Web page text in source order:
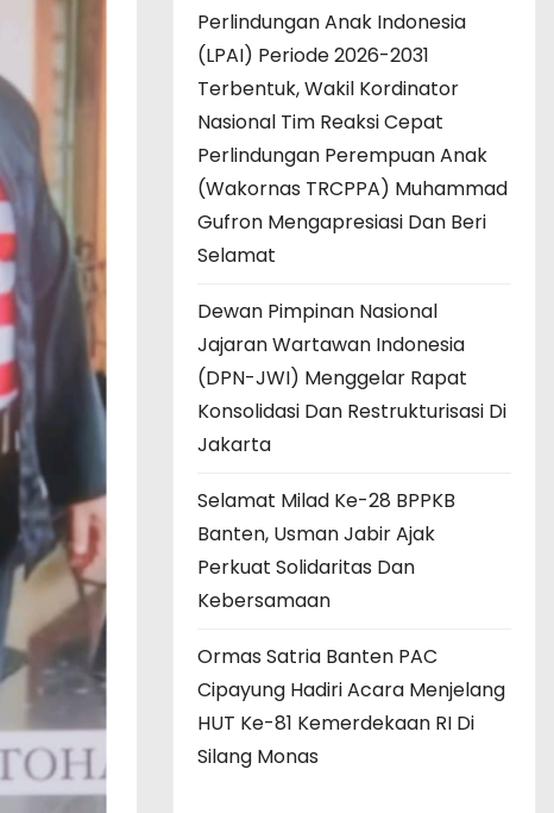
Perlindungan Anak Indonesia
(LPAI) Periode 2026-2031
Terbentuk, Wakil Kordinator
Nasional Tim Reaksi Cepat
Perlindungan Perempuan Anak
(Wakornas TRCPPA) Muhammad
Gufron Mengapresiasi Dan Beri
Selamat
Dewan Pimpinan Nasional
Jajaran Wartawan Indonesia
(DPN-JWI) Menggelar Rapat
Konsolidasi Dan Restrukturisasi Di
Jakarta
Selamat Milad Ke-28 BPPKB
Banten, Usman Jabir Ajak
Perkuat Solidaritas Dan
Kebersamaan
Ormas Satria Banten PAC
Cipayung Hadiri Acara Menjelang
HUT Ke-81 Kemerdekaan RI Di
Silang Monas